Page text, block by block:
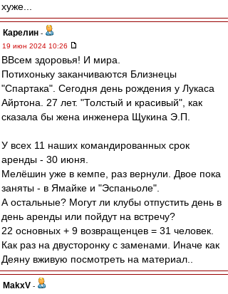
хуже...
Карелин -
19 июн 2024 10:26
ВВсем здоровья! И мира.
Потихоньку заканчиваются Близнецы
"Спартака". Сегодня день рождения у Лукаса
Айртона. 27 лет. "Толстый и красивый", как
сказала бы жена инженера Щукина Э.П.
У всех 11 наших командированных срок
аренды - 30 июня.
Мелёшин уже в кемпе, раз вернули. Двое пока
заняты - в Ямайке и "Эспаньоле".
А остальные? Могут ли клубы отпустить день в
день аренды или пойдут на встречу?
22 основных + 9 возвращенцев = 31 человек.
Как раз на двусторонку с заменами. Иначе как
Деяну вживую посмотреть на материал..
MakxV -